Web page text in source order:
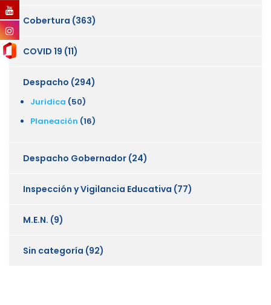
Cobertura (363)
COVID 19 (11)
Despacho (294)
Juridica (50)
Planeación (16)
Despacho Gobernador (24)
Inspección y Vigilancia Educativa (77)
M.E.N. (9)
Sin categoría (92)